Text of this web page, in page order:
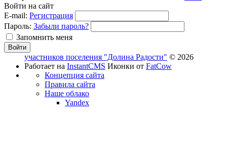
Войти на сайт
E-mail: Регистрация
Пароль: Забыли пароль?
Запомнить меня
участников поселения "Долина Радости" © 2026
Работает на InstantCMS Иконки от FatCow
Концепция сайта
Правила сайта
Наше облако
Yandex